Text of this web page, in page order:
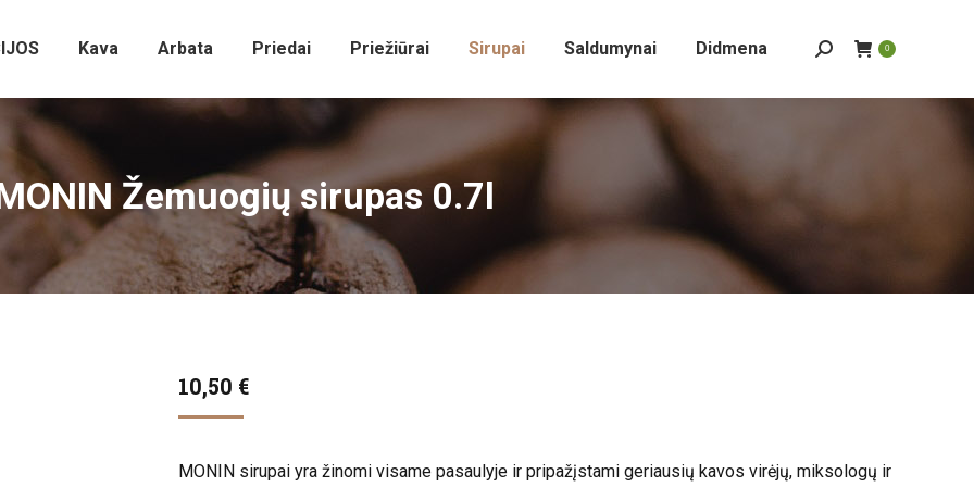
Kava Arbata Priedai Priežiūrai Sirupai Saldumynai Didmena Search: 0
Žemuogių sirupas 0.7l
10,50 €
MONIN sirupai yra žinomi visame pasaulyje ir pripažįstami geriausių kavos virėjų, miksologų ir